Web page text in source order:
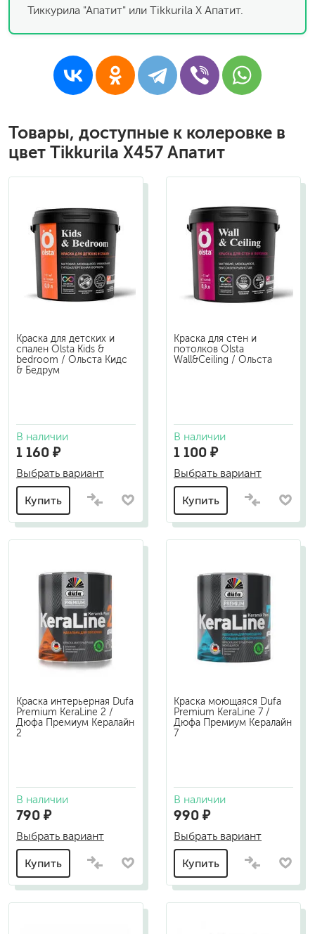
Тиккурила "Апатит" или Tikkurila X Апатит.
Товары, доступные к колеровке в
цвет Tikkurila X457 Апатит
Краска для детских и
спален Olsta Kids &
bedroom / Ольста Кидс
& Бедрум
В наличии
1 160 ₽
Выбрать вариант
Купить
Краска для стен и
потолков Olsta
Wall&Ceiling / Ольста
В наличии
1 100 ₽
Выбрать вариант
Купить
Краска интерьерная Dufa
Premium KeraLine 2 /
Дюфа Премиум Кералайн
2
В наличии
790 ₽
Выбрать вариант
Купить
Краска моющаяся Dufa
Premium KeraLine 7 /
Дюфа Премиум Кералайн
7
В наличии
990 ₽
Выбрать вариант
Купить